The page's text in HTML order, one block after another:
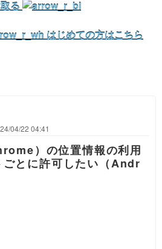
る
はじめての方はこちら
04/22 04:41
）の位置情報の利用
とに許可したい（Andr